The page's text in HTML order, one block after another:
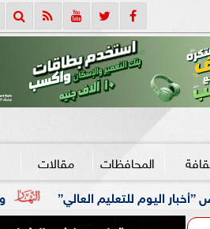
المحافظات مقالات
وزيرا الأوقاف